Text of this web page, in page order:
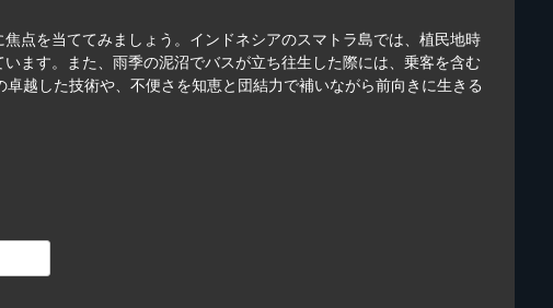
点を当ててみましょう。インドネシアのスマトラ島では、植民地時
ます。また、雨季の泥沼でバスが立ち往生した際には、乗客を含む
越した技術や、不便さを知恵と団結力で補いながら前向きに生きる